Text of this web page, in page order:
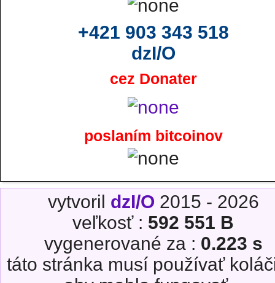
+421 903 343 518
dzI/O
cez Donater
poslaním bitcoinov
vytvoril dzI/O 2015 - 2026
veľkosť : 592 551 B
vygenerované za : 0.223 s
táto stránka musí používať